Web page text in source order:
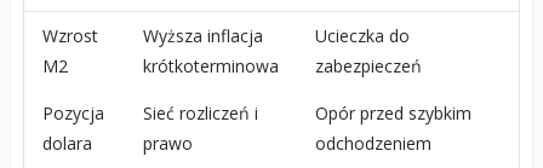
Wzrost
M2
Wyższa inflacja
krótkoterminowa
Ucieczka do
zabezpieczeń
Pozycja
dolara
Sieć rozliczeń i
prawo
Opór przed szybkim
odchodzeniem